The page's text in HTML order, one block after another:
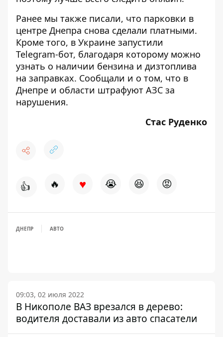
Ранее мы также писали, что парковки в
центре Днепра снова сделали платными.
Кроме того, в Украине запустили
Telegram-бот, благодаря которому можно
узнать о наличии бензина и дизтоплива
на заправках. Сообщали и о том, что в
Днепре и области штрафуют АЗС за
нарушения.
Стас Руденко
👍 🔥 ♥ 😭 😆 😡
ДНЕПР АВТО
09:03, 02 июля 2022
В Никополе ВАЗ врезался в дерево:
водителя доставали из авто спасатели